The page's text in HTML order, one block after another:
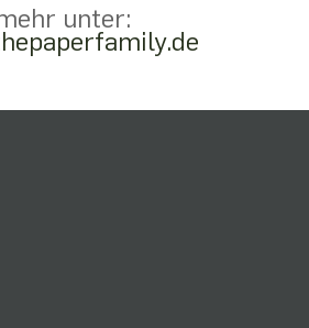
unter: